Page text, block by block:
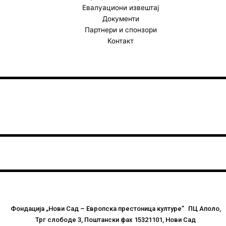
Евалуациони извештај
Документи
Партнери и спонзори
Контакт
Фондација „Нови Сад – Европска престоница културе” ПЦ Аполо,
Трг слободе 3, Поштански фах 15321101, Нови Сад